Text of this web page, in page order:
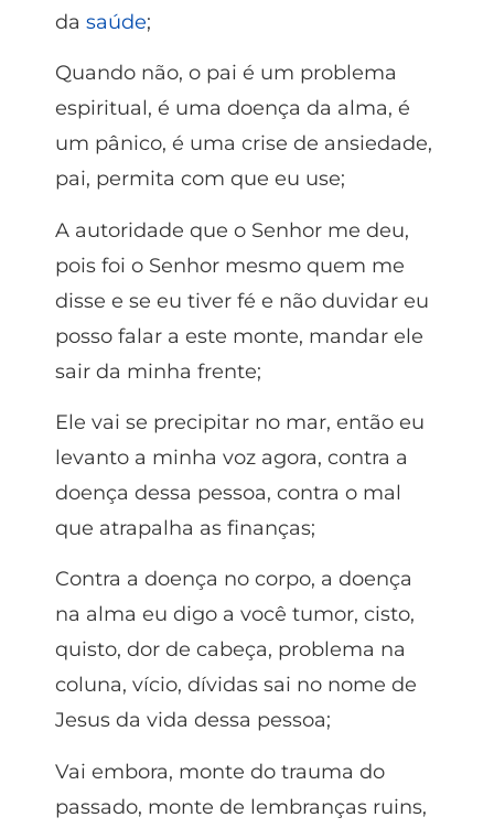
da saúde;
Quando não, o pai é um problema
espiritual, é uma doença da alma, é
um pânico, é uma crise de ansiedade,
pai, permita com que eu use;
A autoridade que o Senhor me deu,
pois foi o Senhor mesmo quem me
disse e se eu tiver fé e não duvidar eu
posso falar a este monte, mandar ele
sair da minha frente;
Ele vai se precipitar no mar, então eu
levanto a minha voz agora, contra a
doença dessa pessoa, contra o mal
que atrapalha as finanças;
Contra a doença no corpo, a doença
na alma eu digo a você tumor, cisto,
quisto, dor de cabeça, problema na
coluna, vício, dívidas sai no nome de
Jesus da vida dessa pessoa;
Vai embora, monte do trauma do
passado, monte de lembranças ruins,